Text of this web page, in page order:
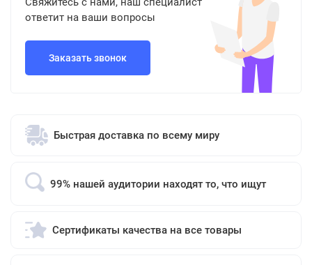
ответит на ваши вопросы
Заказать звонок
Быстрая доставка по всему миру
99% нашей аудитории находят то, что ищут
Сертификаты качества на все товары